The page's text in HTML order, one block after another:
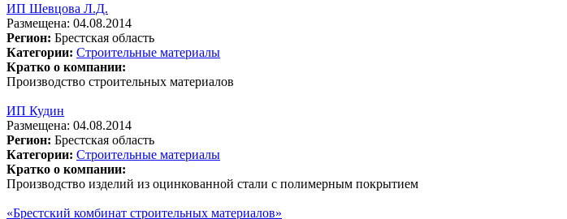
ИП Шевцова Л.Д.
Размещена: 04.08.2014
Регион: Брестская область
Категории: Строительные материалы
Кратко о компании:
Производство строительных материалов
ИП Кудин
Размещена: 04.08.2014
Регион: Брестская область
Категории: Строительные материалы
Кратко о компании:
Производство изделий из оцинкованной стали с полимерным покрытием
«Брестский комбинат строительных материалов»